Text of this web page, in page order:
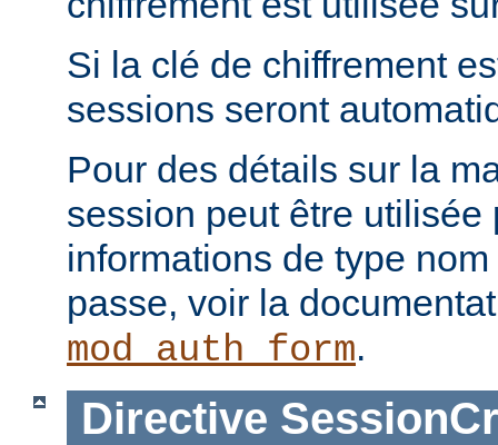
Si la clé de chiffrement
sessions seront
Pour des détails sur la
session peut être utilisée
informations de type
passe, voir la
mod_auth_form.
Directive